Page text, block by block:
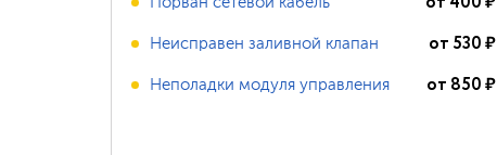
Неисправен заливной клапан от 530₽
Неполадки модуля управления от 850₽